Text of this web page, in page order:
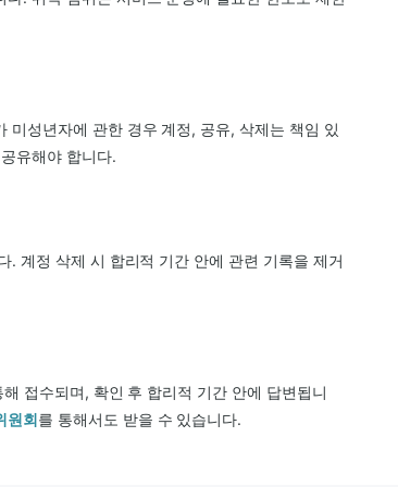
미성년자에 관한 경우 계정, 공유, 삭제는 책임 있
유해야 합니다.
. 계정 삭제 시 합리적 기간 안에 관련 기록을 제거
해 접수되며, 확인 후 합리적 기간 안에 답변됩니
원회를 통해서도 받을 수 있습니다.